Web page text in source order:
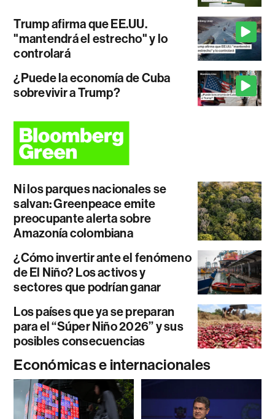
Trump afirma que EE.UU.
"mantendrá el estrecho" y lo
controlará
¿Puede la economía de Cuba
sobrevivir a Trump?
Ni los parques nacionales se
salvan: Greenpeace emite
preocupante alerta sobre
Amazonía colombiana
¿Cómo invertir ante el fenómeno
de El Niño? Los activos y
sectores que podrían ganar
Los países que ya se preparan
para el “Súper Niño 2026” y sus
posibles consecuencias
Económicas e internacionales